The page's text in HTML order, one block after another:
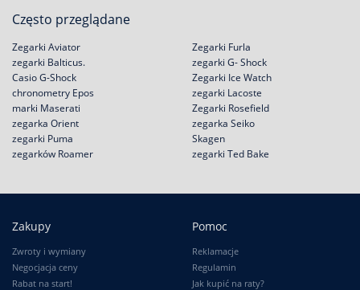
Często przeglądane
Zegarki Aviator
zegarki Balticus.
Casio G-Shock
chronometry Epos
Zegarki Furla
zegarki G- Shock
Zegarki Ice Watch
zegarki Lacoste
marki Maserati
zegarka Orient
zegarki Puma
zegarków Roamer
Zegarki Rosefield
zegarka Seiko
Skagen
zegarki Ted Bake
Zakupy
Zwroty i wymiany
Negocjacja ceny
Rabat na start!
Pomoc
Reklamacje
Regulamin
Jak kupić na raty?